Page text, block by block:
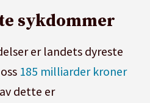
sykdommer
er landets dyreste
185 milliarder kroner
dette er